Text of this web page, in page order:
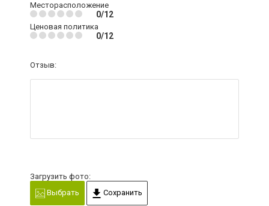
Месторасположение
0/12
Ценовая политика
0/12
Отзыв:
Загрузить фото:
Выбрать
Сохранить